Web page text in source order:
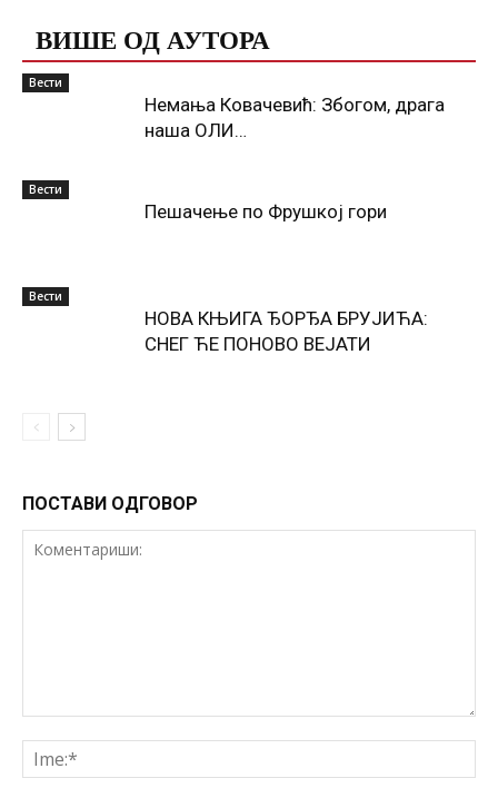
ВИШЕ ОД АУТОРА
Вести
Немања Ковачевић: Збогом, драга
наша ОЛИ…
Вести
Пешачење по Фрушкој гори
Вести
НОВА КЊИГА ЂОРЂА БРУЈИЋА:
СНЕГ ЋЕ ПОНОВО ВЕЈАТИ
ПОСТАВИ ОДГОВОР